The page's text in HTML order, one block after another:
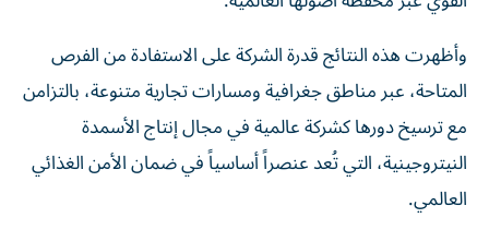
وأظهرت هذه النتائج قدرة الشركة على الاستفادة من الفرص
المتاحة، عبر مناطق جغرافية ومسارات تجارية متنوعة، بالتزامن
مع ترسيخ دورها كشركة عالمية في مجال إنتاج الأسمدة
النيتروجينية، التي تُعد عنصراً أساسياً في ضمان الأمن الغذائي
العالمي.